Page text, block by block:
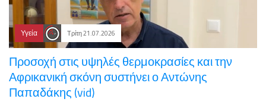
Υγεία Τρίτη 21.07.2026
Προσοχή στις υψηλές θερμοκρασίες και την
Αφρικανική σκόνη συστήνει ο Αντώνης
Παπαδάκης (vid)